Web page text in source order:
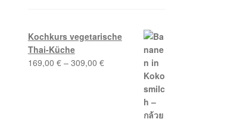
Kochkurs vegetarische
Thai-Küche
169,00 €– 309,00 €